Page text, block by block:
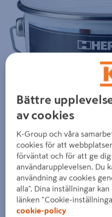
Bättre
av cookies
K-Group och våra
cookies för att
förväntat och för att ge dig
användarupplevelsen. Du
användning av cookies
alla". Dina inställningar
länken "Cookie-
cookie-policy